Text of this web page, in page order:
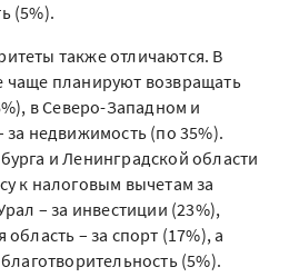
(5%).
также отличаются. В
чаще планируют возвращать
в Северо-Западном и
за недвижимость (по 35%).
и Ленинградской области
к налоговым вычетам за
– за инвестиции (23%),
– за спорт (17%), а
(5%).